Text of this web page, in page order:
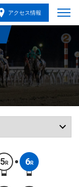
アクセス情報
5R 6R